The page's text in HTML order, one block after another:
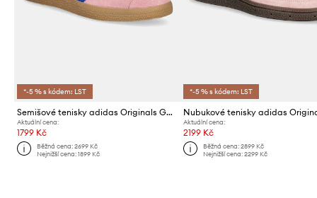
*-5 % s kódem: LST
Semišové tenisky adidas Originals Gazelle
Aktuální cena:
1799 Kč
Běžná cena:2699 Kč
Nejnižší cena:1899 Kč
*-5 % s kódem: LST
Aktuální cena:
2199 Kč
Běžná cena: 2899 Kč
Nejnižší cena: 2299 Kč